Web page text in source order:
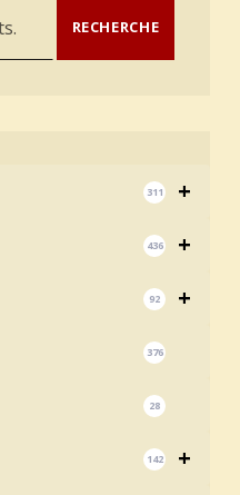
RECHERCHE
+
311
+
436
+
92
376
28
+
142